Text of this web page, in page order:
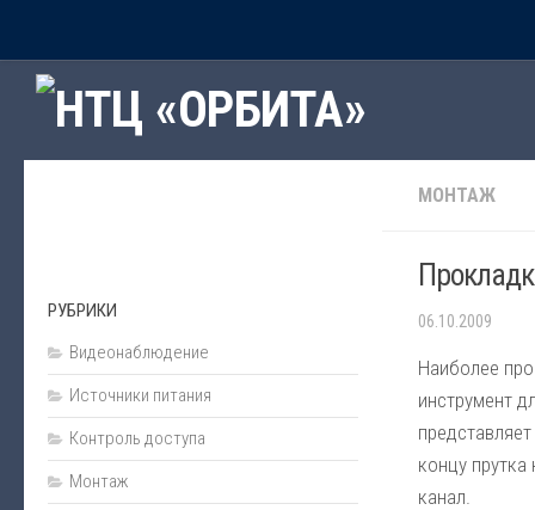
Главная
Рубрики
Пожарная безопасность
Источники питания
Проектирование
Охранная сигнализация
МОНТАЖ
06.10.2009
Наиболее
инструмент
концу
канал.
РУБРИКИ
Видеонаблюдение
Источники питания
Контроль доступа
Монтаж